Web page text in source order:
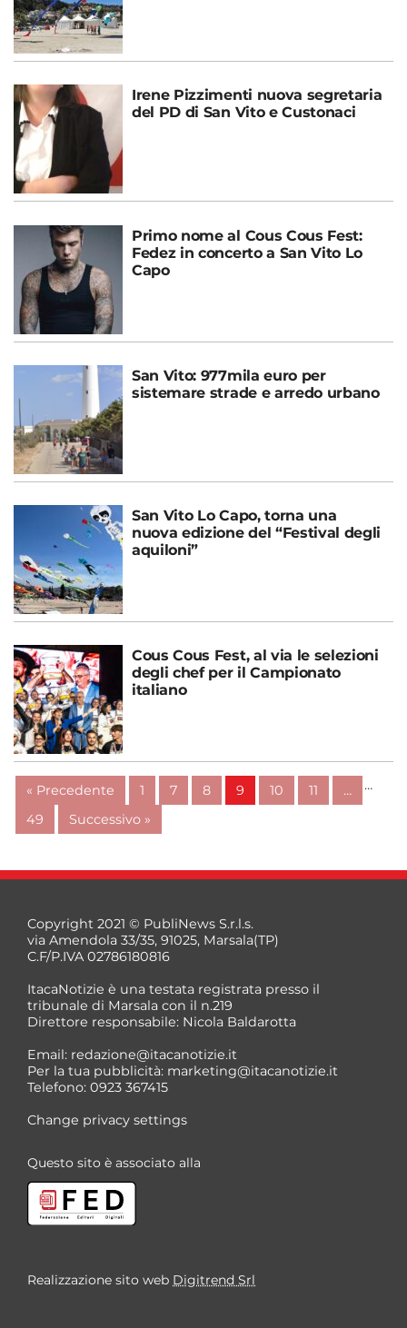
Irene Pizzimenti nuova segretaria
del PD di San Vito e Custonaci
Primo nome al Cous Cous Fest:
Fedez in concerto a San Vito Lo
Capo
San Vito: 977mila euro per
sistemare strade e arredo urbano
San Vito Lo Capo, torna una
nuova edizione del “Festival degli
aquiloni”
Cous Cous Fest, al via le selezioni
degli chef per il Campionato
italiano
« Precedente 1 …
7 8 9 10 11
…
49
Successivo »
Copyright 2021 © PubliNews S.r.l.s.
via Amendola 33/35, 91025, Marsala(TP)
C.F/P.IVA 02786180816
ItacaNotizie è una testata registrata presso il
tribunale di Marsala con il n.219
Direttore responsabile: Nicola Baldarotta
Email: redazione@itacanotizie.it
Per la tua pubblicità: marketing@itacanotizie.it
Telefono: 0923 367415
Change privacy settings
Questo sito è associato alla
Realizzazione sito web Digitrend Srl